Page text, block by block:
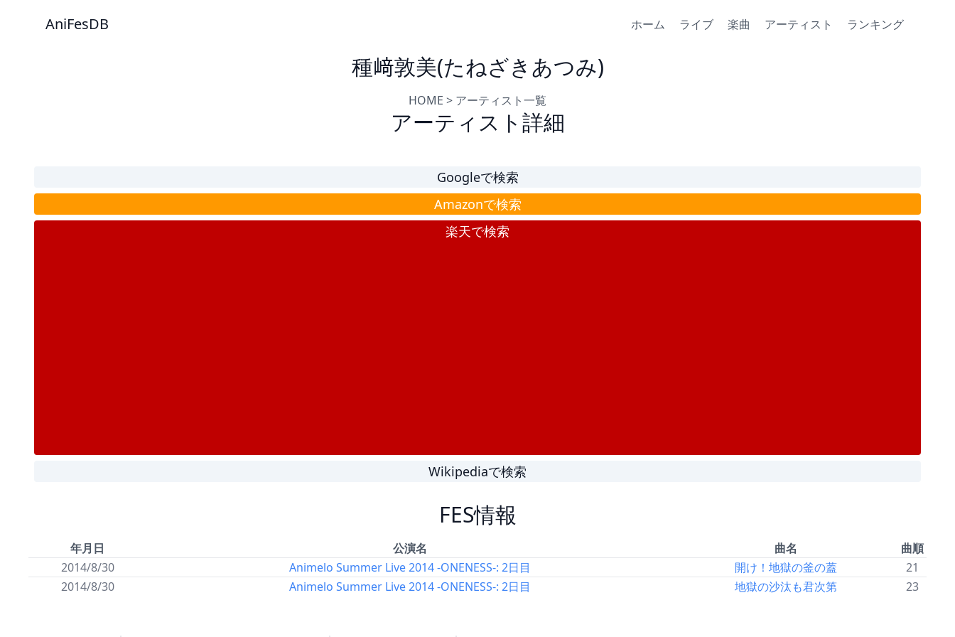
AniFesDB ホーム ライブ 楽曲 アーティスト ランキング
種﨑敦美(たねざきあつみ)
HOME > アーティスト一覧
アーティスト詳細
Googleで検索
Amazonで検索
楽天で検索
Wikipediaで検索
FES情報
年月日 公演名 曲名
曲順
2014/8/30
Animelo Summer Live 2014 -ONENESS-: 2日目 開け！地獄の釜の蓋
21
2014/8/30
Animelo Summer Live 2014 -ONENESS-: 2日目 地獄の沙汰も君次第 23